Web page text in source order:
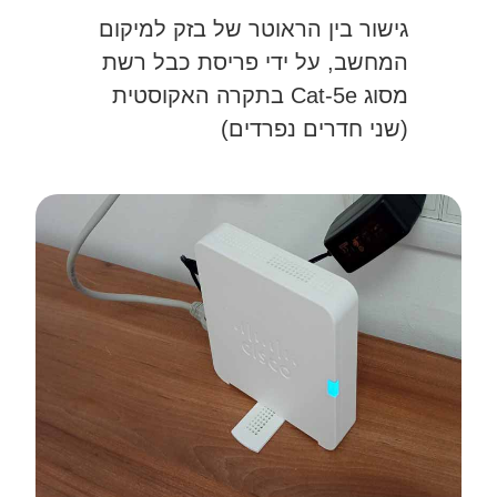
גישור בין הראוטר של בזק למיקום
המחשב, על ידי פריסת כבל רשת
מסוג Cat-5e בתקרה האקוסטית
(שני חדרים נפרדים)